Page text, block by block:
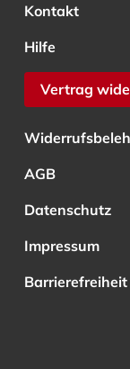
Kontakt
Hilfe
Vertrag
AGB
Datenschutz
Impressum
Barrierefreiheit